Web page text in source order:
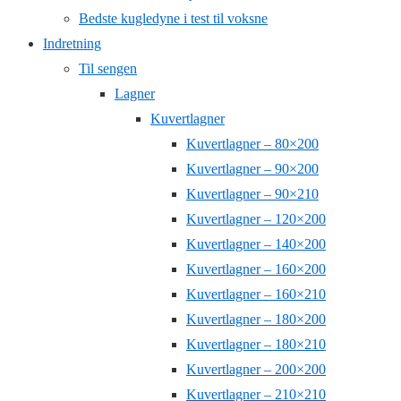
Bedste kugledyne i test til voksne
Indretning
Til sengen
Lagner
Kuvertlagner
Kuvertlagner – 80×200
Kuvertlagner – 90×200
Kuvertlagner – 90×210
Kuvertlagner – 120×200
Kuvertlagner – 140×200
Kuvertlagner – 160×200
Kuvertlagner – 160×210
Kuvertlagner – 180×200
Kuvertlagner – 180×210
Kuvertlagner – 200×200
Kuvertlagner – 210×210